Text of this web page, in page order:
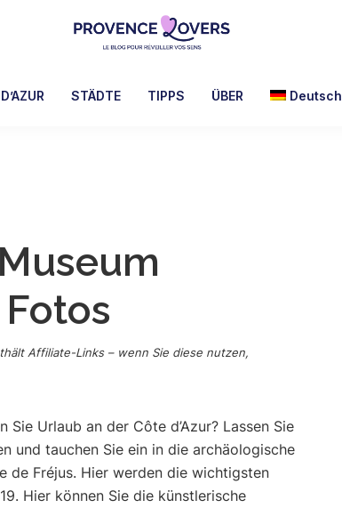
Lovers
Ihre
-
Le
blog
de
Claire
STÄDTE TIPPS ÜBER Deutsch
Affiliate-Links – wenn Sie diese nutzen,
Urlaub an der Côte d’Azur? Lassen Sie
und tauchen Sie ein in die archäologische
de Fréjus. Hier werden die wichtigsten
Hier können Sie die künstlerische